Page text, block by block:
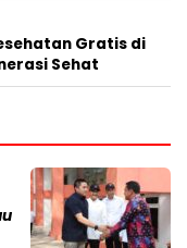
Gratis di
Sehat